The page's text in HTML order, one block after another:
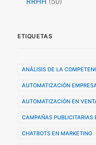
ETIQUETAS
ANÁLISIS DE LA
AUTOMATIZACIÓN
AUTOMATIZACIÓN EN
CAMPAÑAS PUBLICITARIAS
CHATBOTS EN MARKETING